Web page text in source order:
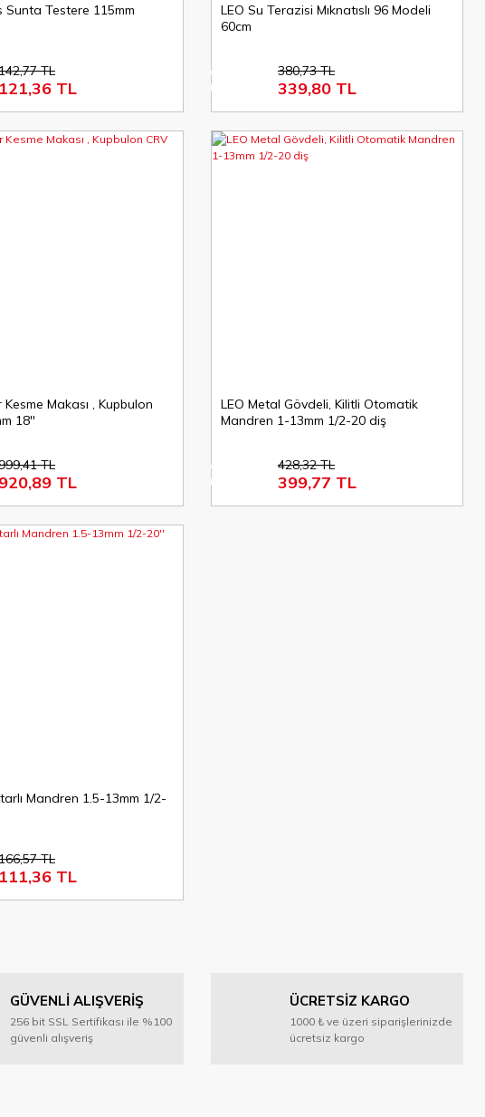
Sunta Testere 115mm
TL
121,36 TL
LEO Su Terazisi Mıknatıslı 96 Modeli
60cm
%11
indirim
380,73 TL
339,80 TL
Kesme Makası , Kupbulon
18''
TL
920,89 TL
LEO Metal Gövdeli, Kilitli Otomatik
Mandren 1-13mm 1/2-20 diş
%7
indirim
428,32 TL
399,77 TL
Mandren 1.5-13mm 1/2-
TL
111,36 TL
GÜVENLİ ALIŞVERİŞ
256 bit SSL Sertifikası ile %100
güvenli alışveriş
ÜCRETSİZ KARGO
1000 ₺ ve üzeri siparişlerinizde
ücretsiz kargo